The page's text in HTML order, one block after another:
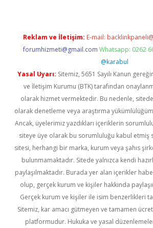
Reklam ve İletişim: E-mail:
forumhizmeti@gmail.com Whatsapp: 0262
@karabul
Yasal Uyarı: Sitemiz, 5651 Sayılı Kanun
ve İletişim Kurumu (BTK) tarafından
olarak hizmet vermektedir. Bu nedenle,
olarak denetleme veya araştırma
Ancak, üyelerimiz yazdıkları içeriklerin
siteye üye olarak bu sorumluluğu kabul etmiş
sitesi, herhangi bir marka, kurum veya şahıs
bulunmamaktadır. Sitede yalnızca kendi
paylaşılmaktadır. Burada yer alan içerikler
olup, gerçek kurum ve kişiler hakkında
Gerçek kurum ve kişiler ile isim benzerlikleri
Sitemiz, kar amacı gütmeyen ve tamamen
platformudur. Hukuka ve yasal